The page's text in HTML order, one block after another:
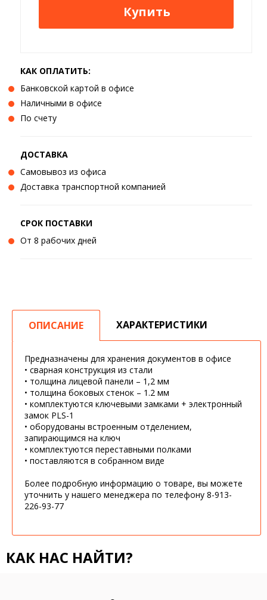
Купить
КАК ОПЛАТИТЬ:
Банковской картой в офисе
Наличными в офисе
По счету
ДОСТАВКА
Самовывоз из офиса
Доставка транспортной компанией
СРОК ПОСТАВКИ
От 8 рабочих дней
ОПИСАНИЕ ХАРАКТЕРИСТИКИ
Предназначены для хранения документов в офисе
• сварная конструкция из стали
• толщина лицевой панели – 1,2 мм
• толщина боковых стенок – 1.2 мм
• комплектуются ключевыми замками + электронный
замок PLS-1
• оборудованы встроенным отделением,
запирающимся на ключ
• комплектуются переставными полками
• поставляются в собранном виде
Более подробную информацию о товаре, вы можете
уточнить у нашего менеджера по телефону 8-913-
226-93-77
КАК НАС НАЙТИ?